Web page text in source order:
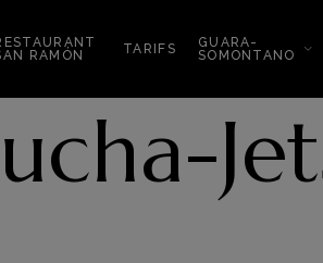
RAMÓN
TARIFS
GUARA-
SOMONTANO